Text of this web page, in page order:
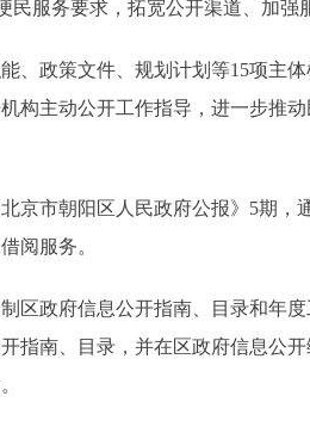
服务要求，拓宽公开渠道、加强
政策文件、规划计划等15项主体
构主动公开工作指导，进一步推
市朝阳区人民政府公报》5期，
阅服务。
政府信息公开指南、目录和年度
指南、目录，并在区政府信息公